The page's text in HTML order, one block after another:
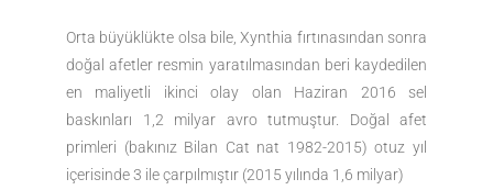
Orta büyüklükte olsa bile, Xynthia fırtınasından sonra
doğal afetler resmin yaratılmasından beri kaydedilen
en maliyetli ikinci olay olan Haziran 2016 sel
baskınları 1,2 milyar avro tutmuştur. Doğal afet
primleri (bakınız Bilan Cat nat 1982-2015) otuz yıl
içerisinde 3 ile çarpılmıştır (2015 yılında 1,6 milyar)